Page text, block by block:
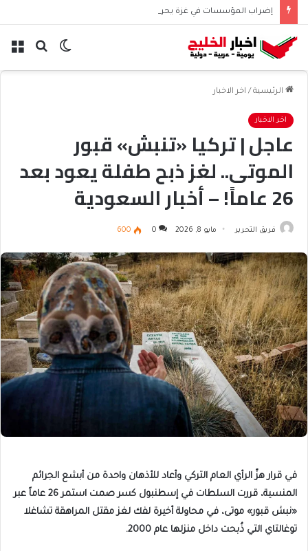
إضراب المؤسسات في غزة يحرم 45 ألف موظف من الرواتب
بحث الوضع
الرئيسية / اخر الاخبار
اخر الاخبار
عاجل | تركيا «تنبش» قبور
الموتى.. لغز ذبح طفلة يعود بعد
26 عاماً! – أخبار السعودية
فريق التحرير مايو 8, 2026 0
600
في قرار هزّ الرأي العام التركي وأعاد للأذهان واحدة من أبشع الجرائم
المنسية، قررت السلطات في إسطنبول كسر صمت استمر 26 عاماً عبر
«نبش قبور» موتى، في محاولة أخيرة لفك لغز مقتل المراهقة تشاغلا
توغالتاي التي ذُبحت داخل منزلها عام 2000.